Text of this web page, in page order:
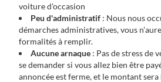
voiture d'occasion
Peu d'administratif : Nous nous
démarches administratives, vous
formalités à remplir.
Aucune arnaque : Pas de stress de
se demander si vous allez bien être
annoncée est ferme, et le montant